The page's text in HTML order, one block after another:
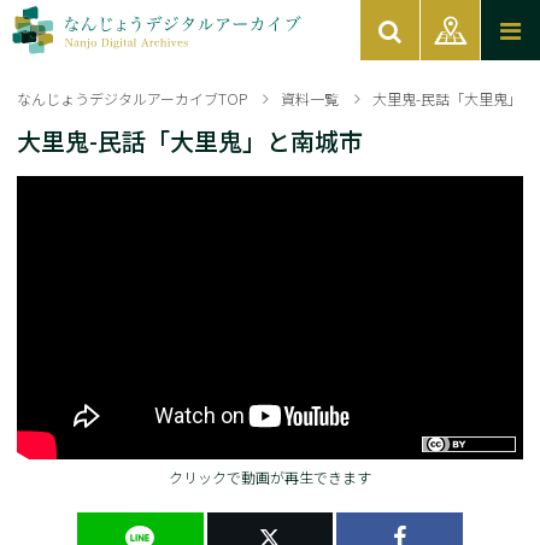
なんじょうデジタルアーカイブTOP 資料一覧 大里鬼-民話「大里鬼」
大里鬼-民話「大里鬼」と南城市
クリックで動画が再生できます